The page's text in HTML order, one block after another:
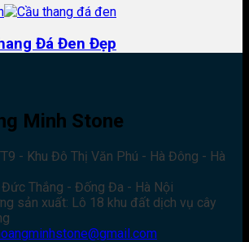
Đá Đen Đẹp
Minh Stone
- Khu Đô Thị Văn Phú - Hà Đông - Hà
Đức Thắng - Đống Đa - Hà Nội
sản xuất: Lô 18 khu đất dịch vụ cây